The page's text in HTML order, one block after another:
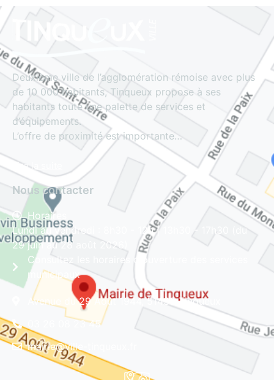
Deuxième ville de l’agglomération rémoise avec plus
de 10 000 habitants, Tinqueux propose à ses
habitants toute une palette de services et
d’équipements.
L’offre de proximité est importante…
Lire la suite
Nous contacter
Horaires
Lundi au vendredi : 8h30 - 12h | 13h30 - 17h30 (du
29 juin au 28 août 2026)
Consultez les horaires d'ouverture des services
municipaux
Avenue du 29 Août 1944, 51430 Tinqueux
03 26 08 23 45
mairie@ville-tinqueux.fr